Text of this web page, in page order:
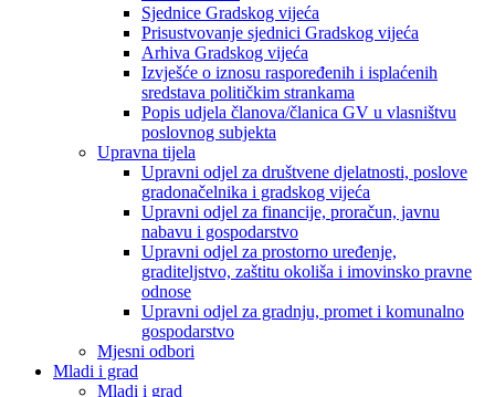
Sjednice Gradskog vijeća
Prisustvovanje sjednici Gradskog vijeća
Arhiva Gradskog vijeća
Izvješće o iznosu raspoređenih i isplaćenih
sredstava političkim strankama
Popis udjela članova/članica GV u vlasništvu
poslovnog subjekta
Upravna tijela
Upravni odjel za društvene djelatnosti, poslove
gradonačelnika i gradskog vijeća
Upravni odjel za financije, proračun, javnu
nabavu i gospodarstvo
Upravni odjel za prostorno uređenje,
graditeljstvo, zaštitu okoliša i imovinsko pravne
odnose
Upravni odjel za gradnju, promet i komunalno
gospodarstvo
Mjesni odbori
Mladi i grad
Mladi i grad